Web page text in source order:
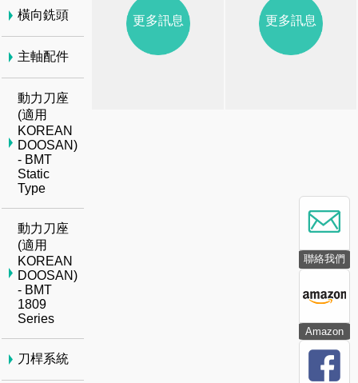
聯絡我們
Amazon
更多訊息 更多訊息
橫向銑頭
主軸配件
動力刀座
(適用
KOREAN
DOOSAN)
- BMT
Static
Type
動力刀座
(適用
KOREAN
DOOSAN)
- BMT
1809
Series
刀桿系統